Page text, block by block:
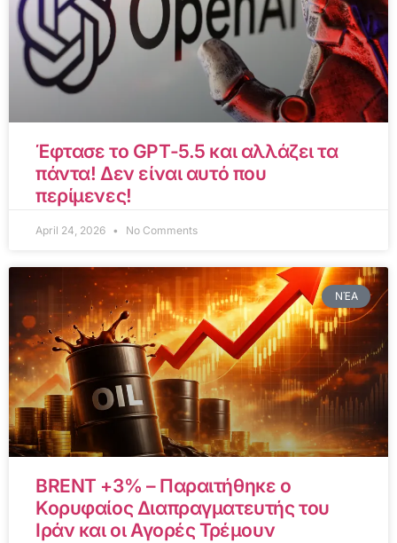
Έφτασε το GPT-5.5 και αλλάζει τα
πάντα! Δεν είναι αυτό που
περίμενες!
April 24, 2026 No Comments
ΝΈΑ
BRENT +3% – Παραιτήθηκε ο
Κορυφαίος Διαπραγματευτής του
Ιράν και οι Αγορές Τρέμουν